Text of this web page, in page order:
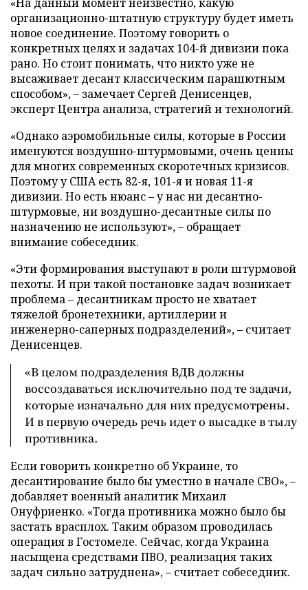
организационно-штатную структуру будет иметь
новое соединение. Поэтому говорить о
конкретных целях и задачах 104-й дивизии пока
рано. Но стоит понимать, что никто уже не
высаживает десант классическим парашютным
способом», – замечает Сергей Денисенцев,
эксперт Центра анализа, стратегий и технологий.
«Однако аэромобильные силы, которые в России
именуются воздушно-штурмовыми, очень ценны
для многих современных скоротечных кризисов.
Поэтому у США есть 82-я, 101-я и новая 11-я
дивизии. Но есть нюанс – у нас ни десантно-
штурмовые, ни воздушно-десантные силы по
назначению не используют», – обращает
внимание собеседник.
«Эти формирования выступают в роли штурмовой
пехоты. И при такой постановке задач возникает
проблема – десантникам просто не хватает
тяжелой бронетехники, артиллерии и
инженерно-саперных подразделений», – считает
Денисенцев.
«В целом подразделения ВДВ должны
воссоздаваться исключительно под те задачи,
которые изначально для них предусмотрены.
И в первую очередь речь идет о высадке в тылу
противника.
Если говорить конкретно об Украине, то
десантирование было бы уместно в начале СВО», –
добавляет военный аналитик Михаил
Онуфриенко. «Тогда противника можно было бы
застать врасплох. Таким образом проводилась
операция в Гостомеле. Сейчас, когда Украина
насыщена средствами ПВО, реализация таких
задач сильно затруднена», – считает собеседник.